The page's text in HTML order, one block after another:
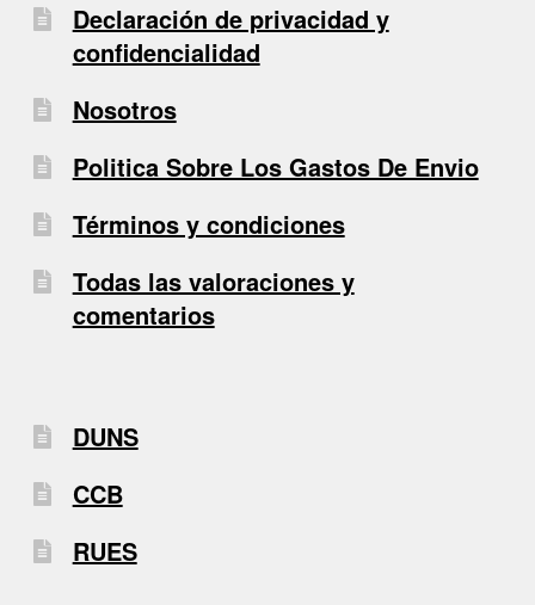
Declaración de privacidad y
confidencialidad
Nosotros
Politica Sobre Los Gastos De Envio
Términos y condiciones
Todas las valoraciones y
comentarios
DUNS
CCB
RUES